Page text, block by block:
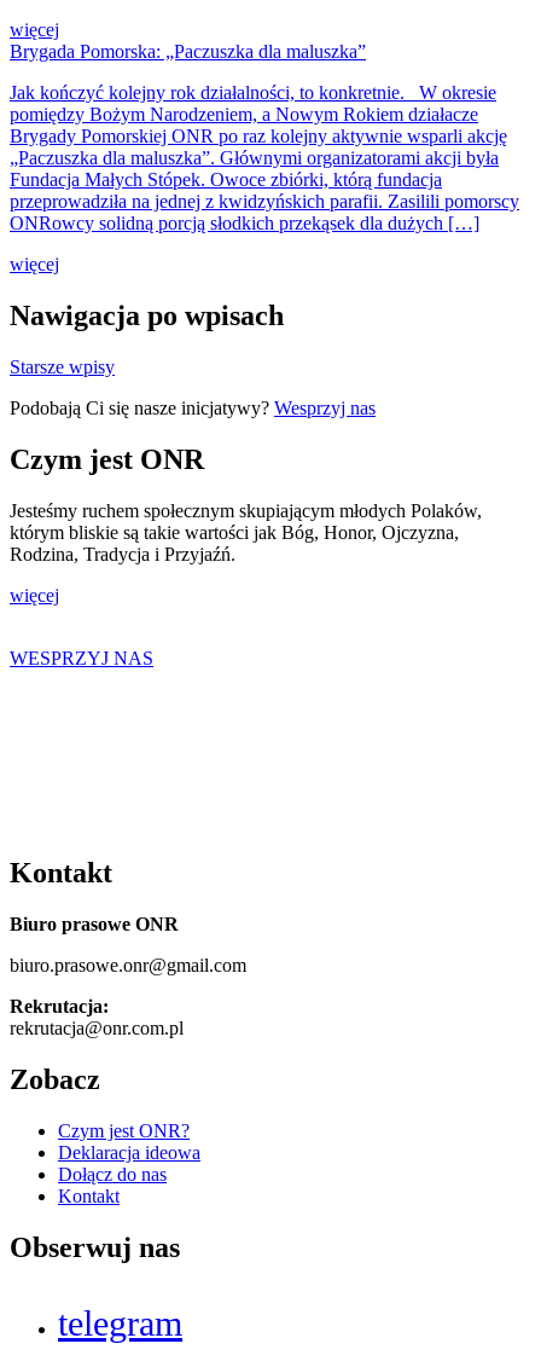
więcej
Brygada Pomorska: „Paczuszka dla maluszka”
Jak kończyć kolejny rok działalności, to konkretnie. W okresie
pomiędzy Bożym Narodzeniem, a Nowym Rokiem działacze
Brygady Pomorskiej ONR po raz kolejny aktywnie wsparli akcję
„Paczuszka dla maluszka”. Głównymi organizatorami akcji była
Fundacja Małych Stópek. Owoce zbiórki, którą fundacja
przeprowadziła na jednej z kwidzyńskich parafii. Zasilili pomorscy
ONRowcy solidną porcją słodkich przekąsek dla dużych […]
więcej
Nawigacja po wpisach
Starsze wpisy
Podobają Ci się nasze inicjatywy? Wesprzyj nas
Czym jest ONR
Jesteśmy ruchem społecznym skupiającym młodych Polaków,
którym bliskie są takie wartości jak Bóg, Honor, Ojczyzna,
Rodzina, Tradycja i Przyjaźń.
więcej
WESPRZYJ NAS
Kontakt
Biuro prasowe ONR
biuro.prasowe.onr@gmail.com
Rekrutacja:
rekrutacja@onr.com.pl
Zobacz
Czym jest ONR?
Deklaracja ideowa
Dołącz do nas
Kontakt
Obserwuj nas
telegram